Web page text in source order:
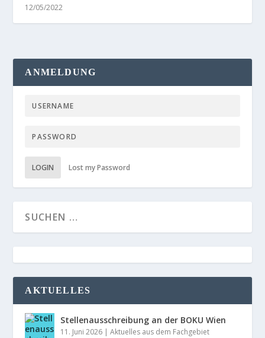
12/05/2022
ANMELDUNG
LOGIN Lost my Password
AKTUELLES
Stellenausschreibung an der BOKU Wien
11. Juni 2026 |Aktuelles aus dem Fachgebiet